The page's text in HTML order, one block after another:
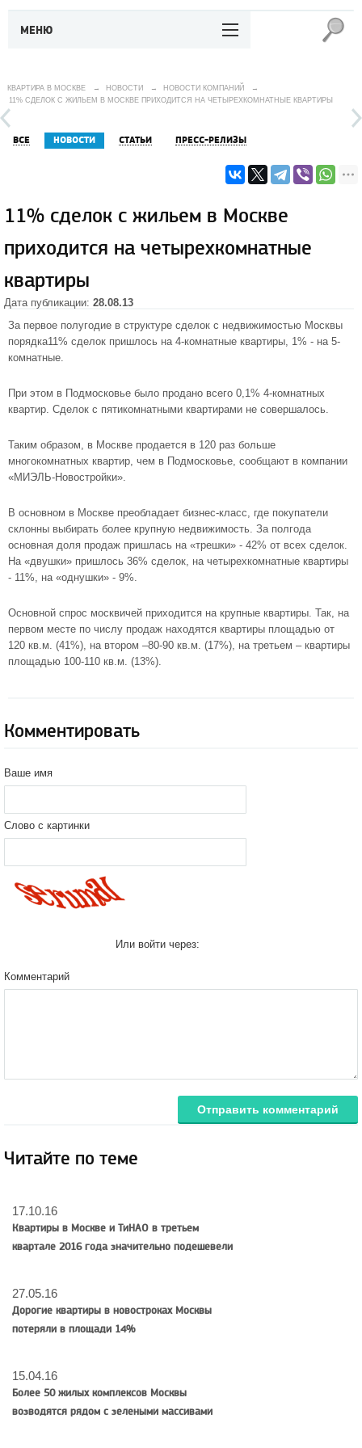
МЕНЮ
КВАРТИРА В МОСКВЕ → НОВОСТИ → НОВОСТИ КОМПАНИЙ
→
11% СДЕЛОК С ЖИЛЬЕМ В МОСКВЕ ПРИХОДИТСЯ НА ЧЕТЫРЕХКОМНАТНЫЕ КВАРТИРЫ
ВСЕ НОВОСТИ СТАТЬИ ПРЕСС-РЕЛИЗЫ
11% сделок с жильем в Москве
приходится на четырехкомнатные
квартиры
Дата публикации: 28.08.13
За первое полугодие в структуре сделок с недвижимостью Москвы
порядка11% сделок пришлось на 4-комнатные квартиры, 1% - на 5-
комнатные.
При этом в Подмосковье было продано всего 0,1% 4-комнатных
квартир. Сделок с пятикомнатными квартирами не совершалось.
Таким образом, в Москве продается в 120 раз больше
многокомнатных квартир, чем в Подмосковье, сообщают в компании
«МИЭЛЬ-Новостройки».
В основном в Москве преобладает бизнес-класс, где покупатели
склонны выбирать более крупную недвижимость. За полгода
основная доля продаж пришлась на «трешки» - 42% от всех сделок.
На «двушки» пришлось 36% сделок, на четырехкомнатные квартиры
- 11%, на «однушки» - 9%.
Основной спрос москвичей приходится на крупные квартиры. Так, на
первом месте по числу продаж находятся квартиры площадью от
120 кв.м. (41%), на втором –80-90 кв.м. (17%), на третьем – квартиры
площадью 100-110 кв.м. (13%).
Комментировать
Ваше имя
Слово с картинки
Или войти через:
Комментарий
Отправить комментарий
Читайте по теме
17.10.16
Квартиры в Москве и ТиНАО в третьем
квартале 2016 года значительно подешевели
27.05.16
Дорогие квартиры в новостроках Москвы
потеряли в площади 14%
15.04.16
Более 50 жилых комплексов Москвы
возводятся рядом с зелеными массивами